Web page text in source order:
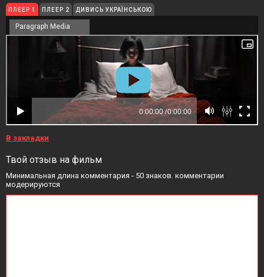
ПЛЕЕР 1 ПЛЕЕР 2 ДИВИСЬ УКРАЇНСЬКОЮ
Paragraph Media
В закладки
Твой отзыв на фильм
Минимальная длина комментария - 50 знаков. комментарии
модерируются